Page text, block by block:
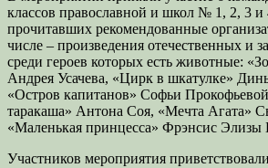
классов православной и школ № 1, 2, 3 и
прочитавших рекомендованные
числе – произведения отечественных и
среди героев которых есть животные:
Андрея Усачева, «Цирк в шкатулке»
«Остров капитанов» Софьи
таракаша» Антона Соя, «Мечта Агата»
«Маленькая принцесса» Фрэнсис Элизы
Участников мероприятия